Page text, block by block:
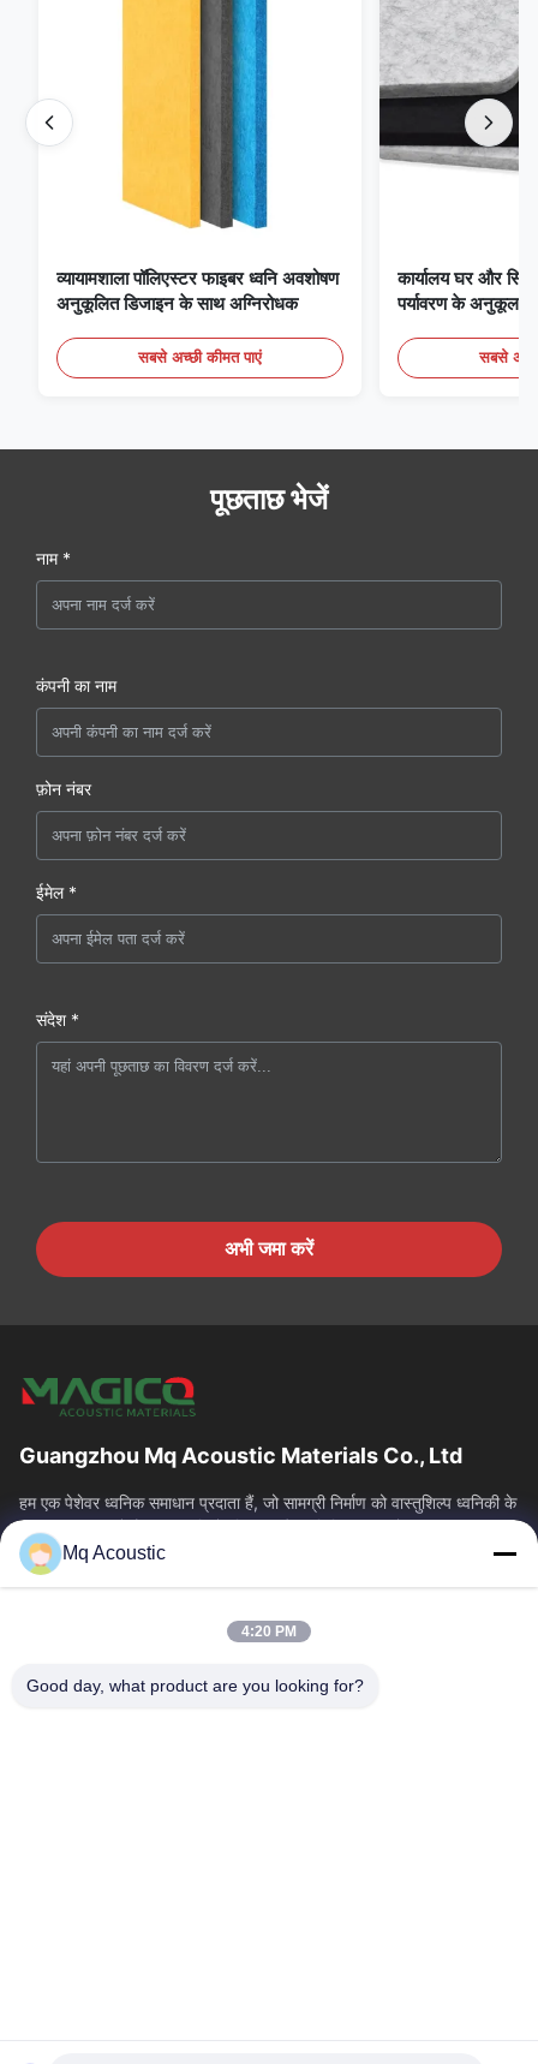
व्यायामशाला पॉलिएस्टर फाइबर ध्वनि अवशोषण
अनुकूलित डिजाइन के साथ अग्निरोधक
सबसे अच्छी कीमत पाएं
कार्यालय घर और
पर्यावरण के अनुकूल
सबसे
पूछताछ भेजें
नाम *
कंपनी का नाम
फ़ोन नंबर
ईमेल *
संदेश *
अभी जमा करें
Guangzhou Mq Acoustic Materials Co., Ltd
हम एक पेशेवर ध्वनिक समाधान प्रदाता हैं, जो सामग्री निर्माण को वास्तुशिल्प ध्वनिकी के
साथ एकीकृत करते हैं। हम स्टूडियो, थिएटर और वाणिज्यिक स्थानों...
त्वरित लिंक
हमारे बारे में
कारखाने का दौरा
गुणवत्ता नियंत्रण
Mq Acoustic
4:20 PM
Good day, what product are you looking for?